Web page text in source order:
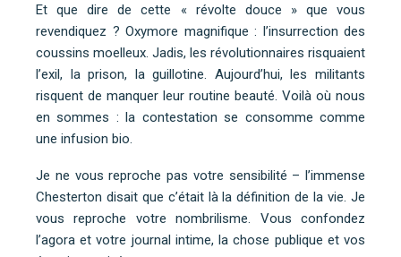
Et que dire de cette « révolte douce » que vous
revendiquez ? Oxymore magnifique : l’insurrection des
coussins moelleux. Jadis, les révolutionnaires risquaient
l’exil, la prison, la guillotine. Aujourd’hui, les militants
risquent de manquer leur routine beauté. Voilà où nous
en sommes : la contestation se consomme comme
une infusion bio.
Je ne vous reproche pas votre sensibilité – l’immense
Chesterton disait que c’était là la définition de la vie. Je
vous reproche votre nombrilisme. Vous confondez
l’agora et votre journal intime, la chose publique et vos